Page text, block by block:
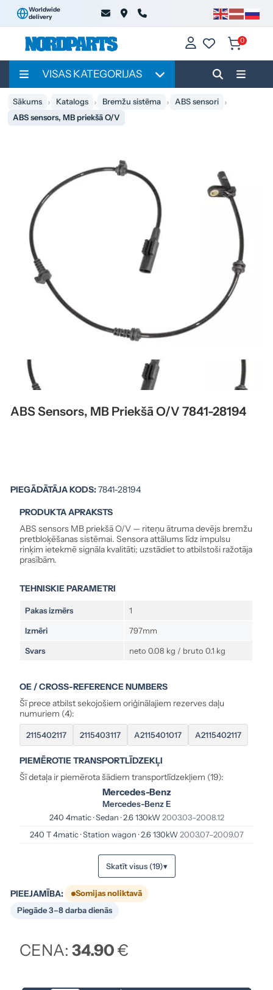
Worldwide
delivery
0
VISAS KATEGORIJAS
Sākums Katalogs Bremžu sistēma
ABS sensori
ABS sensors, MB priekšā O/V
ABS Sensors, MB Priekšā O/V 7841-28194
PIEGĀDĀTĀJA KODS:7841-28194
PRODUKTA APRAKSTS
ABS sensors MB priekšā O/V — riteņu ātruma devējs bremžu
pretbloķēšanas sistēmai. Sensora attālums līdz impulsu
rinķim ietekmē signāla kvalitāti; uzstādiet to atbilstoši ražotāja
prasībām.
TEHNISKIE PARAMETRI
Pakas izmērs 1
Izmēri 797mm
Svars neto 0.08 kg / bruto 0.1 kg
OE / CROSS-REFERENCE NUMBERS
Šī prece atbilst sekojošiem oriģinālajiem rezerves daļu
numuriem (4):
2115402117 2115403117 A2115401017 A2115402117
PIEMĒROTIE TRANSPORTLĪDZEKĻI
Šī detaļa ir piemērota šādiem transportlīdzekļiem (19):
Mercedes-Benz
Mercedes-Benz E
240 4matic · Sedan · 2.6 130kW 2003.03–2008.12
240 T 4matic · Station wagon · 2.6 130kW 2003.07–2009.07
Skatīt visus (19)▾
PIEEJAMĪBA:
Somijas noliktavā
Piegāde 3–8 darba dienās
CENA:34.90€